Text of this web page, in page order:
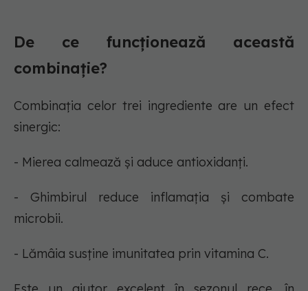
De ce funcționează această
combinație?
Combinația celor trei ingrediente are un efect
sinergic:
- Mierea calmează și aduce antioxidanți.
- Ghimbirul reduce inflamația și combate
microbii.
- Lămâia susține imunitatea prin vitamina C.